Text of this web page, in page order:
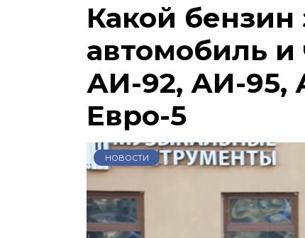
Какой бензин
автомобиль и
АИ-92, АИ-95,
Евро-5
НОВОСТИ